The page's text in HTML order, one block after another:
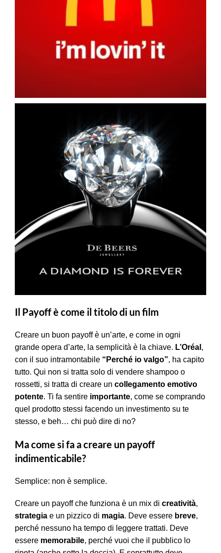
Il Payoff è come il titolo di un film
Creare un buon payoff è un’arte, e come in ogni
grande opera d’arte, la semplicità è la chiave. L’Oréal ,
con il suo intramontabile “Perché io valgo”, ha capito
tutto. Qui non si tratta solo di vendere shampoo o
rossetti, si tratta di creare un collegamento emotivo
potente. Ti fa sentire importante, come se comprando
quel prodotto stessi facendo un investimento su te
stesso, e beh… chi può dire di no?
Ma come si fa a creare un payoff
indimenticabile?
Semplice: non è semplice.
Creare un payoff che funziona è un mix di creatività,
strategia e un pizzico di magia. Deve essere breve,
perché nessuno ha tempo di leggere trattati. Deve
essere memorabile, perché vuoi che il pubblico lo